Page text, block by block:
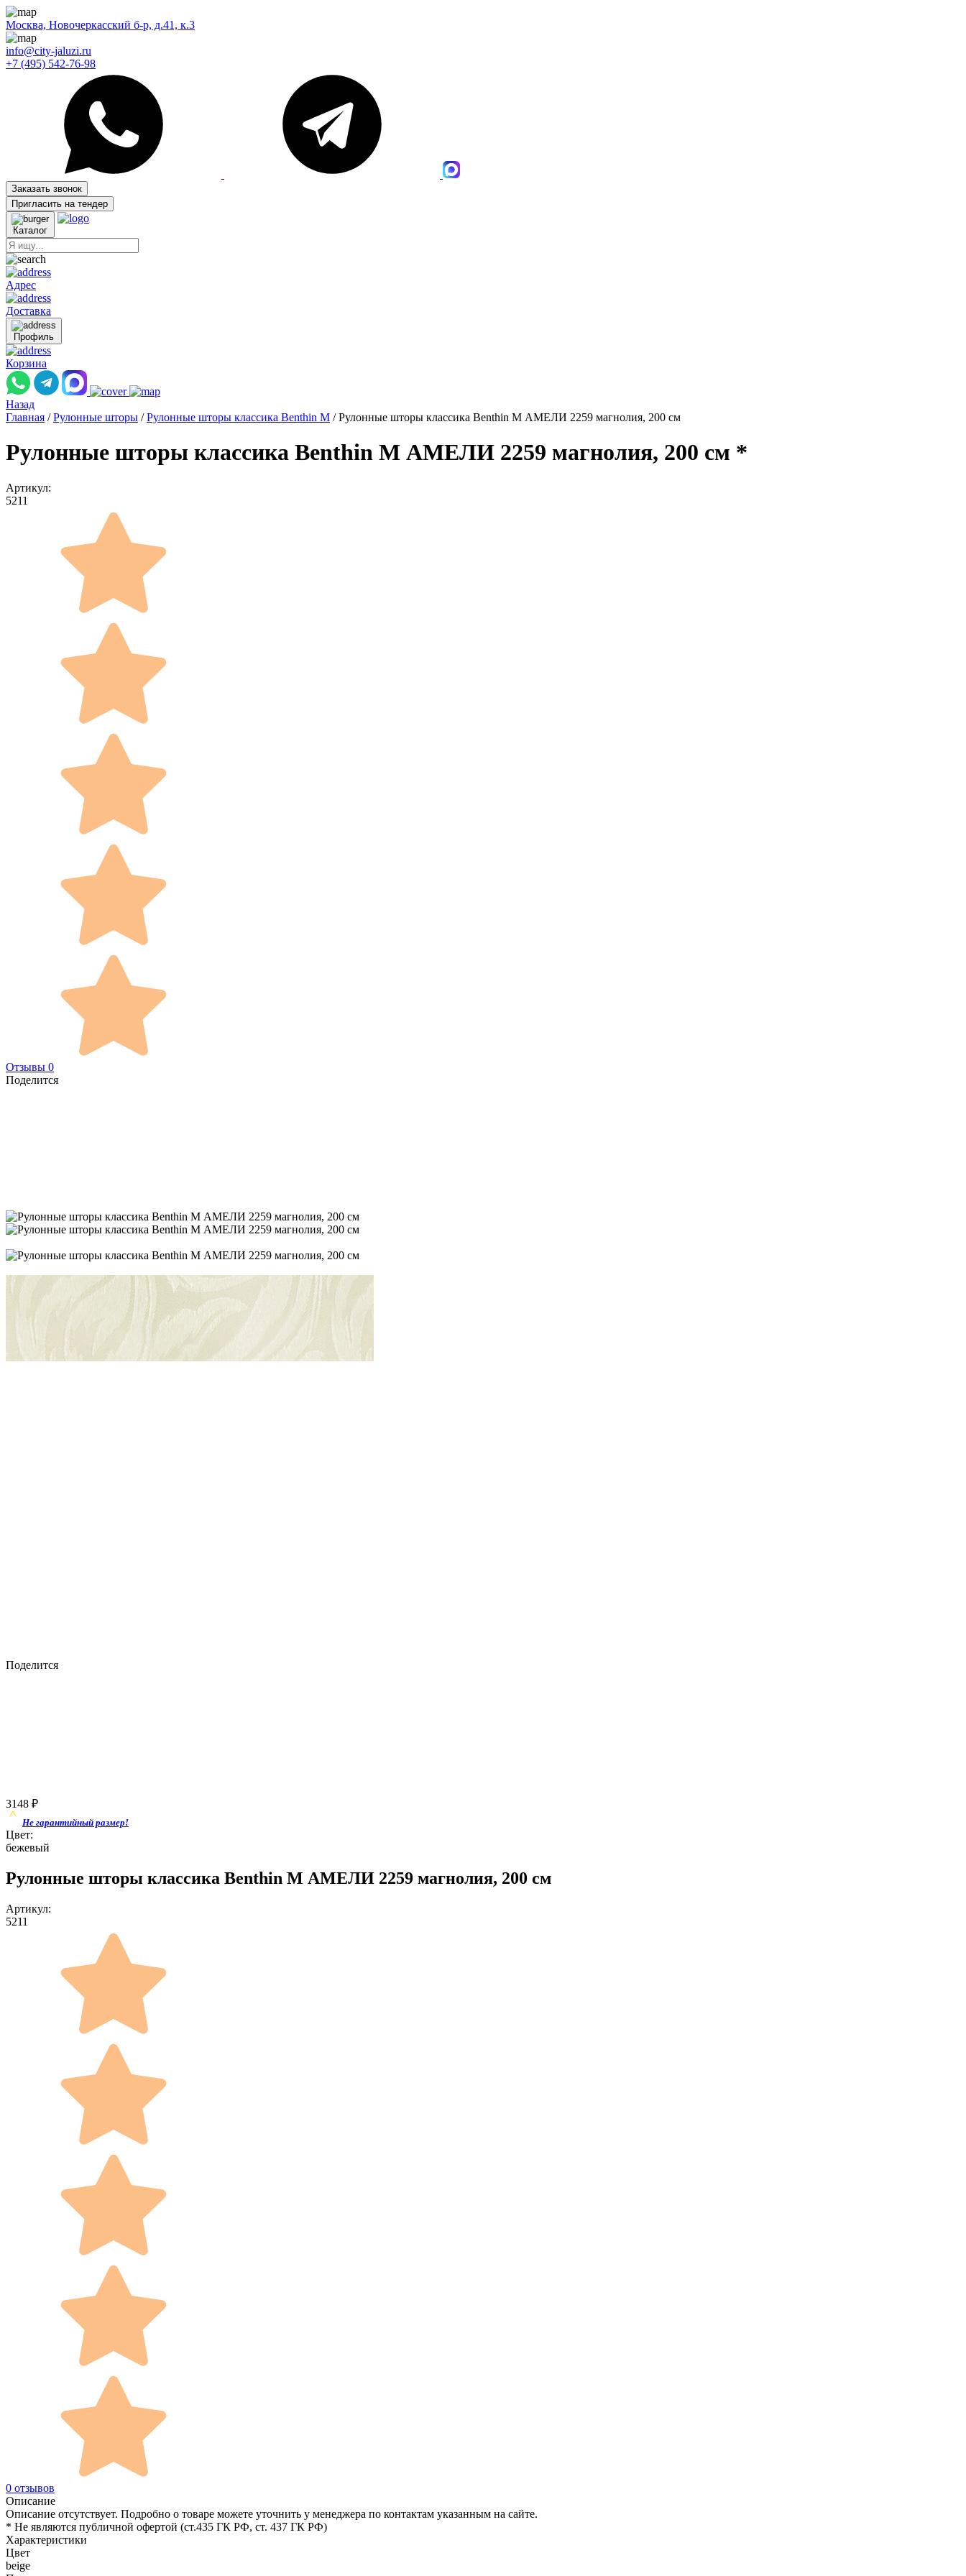
Москва, Новочеркасский б-р, д.41, к.3
info@city-jaluzi.ru
+7 (495) 542-76-98
Заказать звонок
Пригласить на тендер
Каталог
Адрес
Доставка
Профиль
Корзина
Назад
Главная / Рулонные шторы / Рулонные шторы классика Benthin M / Рулонные шторы классика Benthin M АМЕЛИ 2259 магнолия, 200 см
Рулонные шторы классика Benthin M АМЕЛИ 2259 магнолия, 200 см *
Артикул:
5211
Отзывы 0
Поделится
Поделится
3148 ₽
Не гарантийный размер!
Цвет:
бежевый
Рулонные шторы классика Benthin M АМЕЛИ 2259 магнолия, 200 см
Артикул:
5211
0 отзывов
Описание
Описание отсутствует. Подробно о товаре можете уточнить у менеджера по контактам указанным на сайте.
* Не являются публичной офертой (ст.435 ГК РФ, cт. 437 ГК РФ)
Характеристики
Цвет
beige